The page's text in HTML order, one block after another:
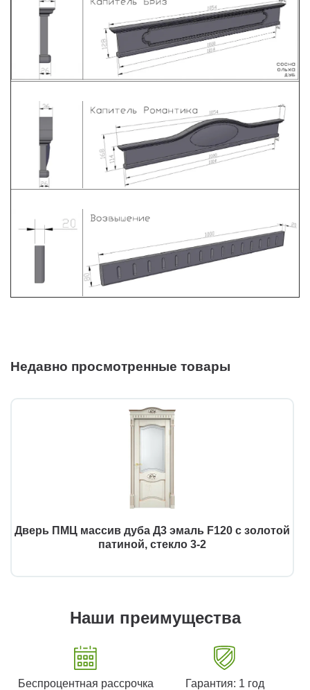
Недавно просмотренные товары
Дверь ПМЦ массив дуба Д3 эмаль F120 с золотой
патиной, стекло 3-2
Наши преимущества
Беспроцентная рассрочка
Гарантия: 1 год